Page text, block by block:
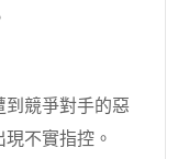
競爭對手的惡
不實指控。